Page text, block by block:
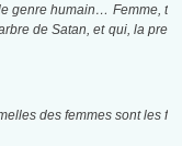
genre humain… Femme, t
de Satan, et qui, la pre
des femmes sont les f